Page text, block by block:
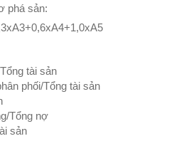
phá sản:
tài sản
phối/Tổng tài sản
Tổng nợ
sản